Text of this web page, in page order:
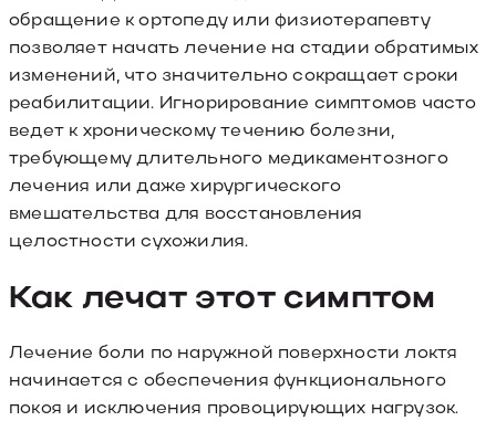
обращение к ортопеду или физиотерапевту
позволяет начать лечение на стадии обратимых
изменений, что значительно сокращает сроки
реабилитации. Игнорирование симптомов часто
ведет к хроническому течению болезни,
требующему длительного медикаментозного
лечения или даже хирургического
вмешательства для восстановления
целостности сухожилия.
Как лечат этот симптом
Лечение боли по наружной поверхности локтя
начинается с обеспечения функционального
покоя и исключения провоцирующих нагрузок.